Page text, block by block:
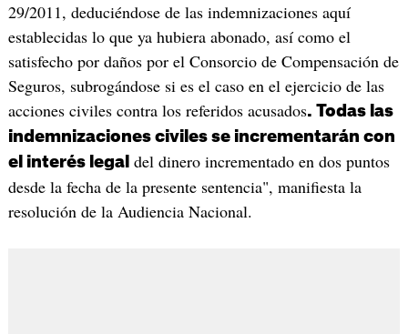
29/2011, deduciéndose de las indemnizaciones aquí
establecidas lo que ya hubiera abonado, así como el
satisfecho por daños por el Consorcio de Compensación de
Seguros, subrogándose si es el caso en el ejercicio de las
acciones civiles contra los referidos acusados. Todas las
indemnizaciones civiles se incrementarán con
el interés legal del dinero incrementado en dos puntos
desde la fecha de la presente sentencia", manifiesta la
resolución de la Audiencia Nacional.